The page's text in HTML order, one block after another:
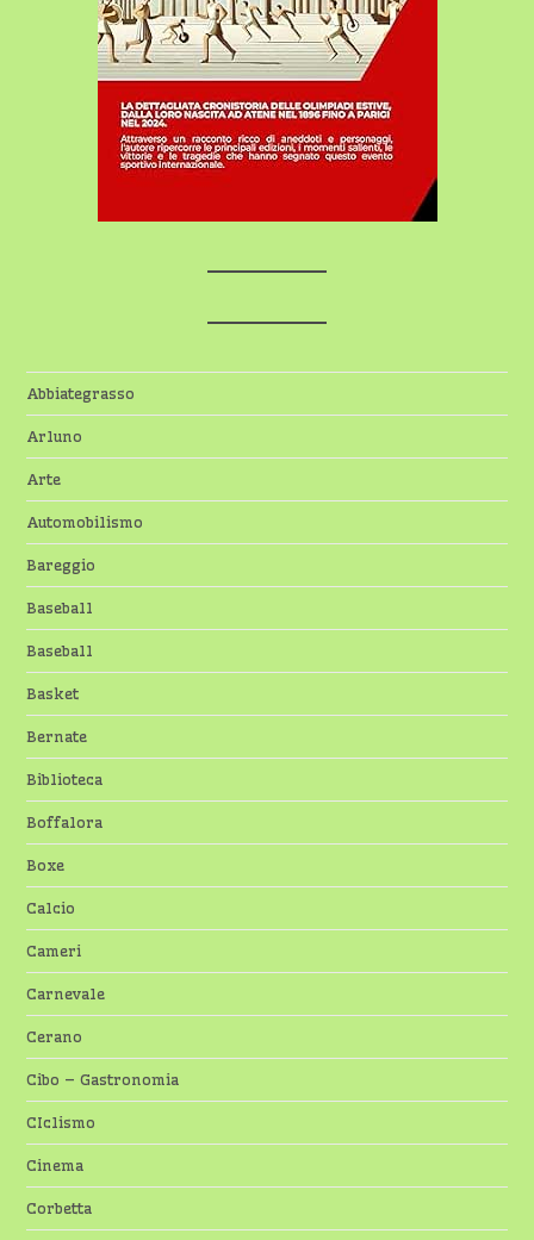
Abbiategrasso
Arluno
Arte
Automobilismo
Bareggio
Baseball
Baseball
Basket
Bernate
Biblioteca
Boffalora
Boxe
Calcio
Cameri
Carnevale
Cerano
Cibo – Gastronomia
CIclismo
Cinema
Corbetta